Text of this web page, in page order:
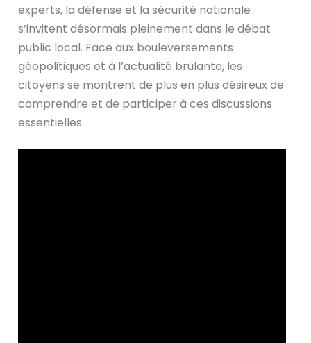
experts, la défense et la sécurité nationale
s’invitent désormais pleinement dans le débat
public local. Face aux bouleversements
géopolitiques et à l’actualité brûlante, les
citoyens se montrent de plus en plus désireux de
comprendre et de participer à ces discussions
essentielles.